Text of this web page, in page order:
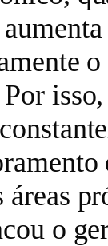
o
isso,
áreas
o